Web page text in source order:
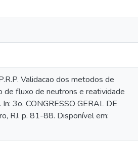
Validacao dos metodos de
de fluxo de neutrons e reatividade
3o. CONGRESSO GERAL DE
RJ. p. 81-88. Disponível em: